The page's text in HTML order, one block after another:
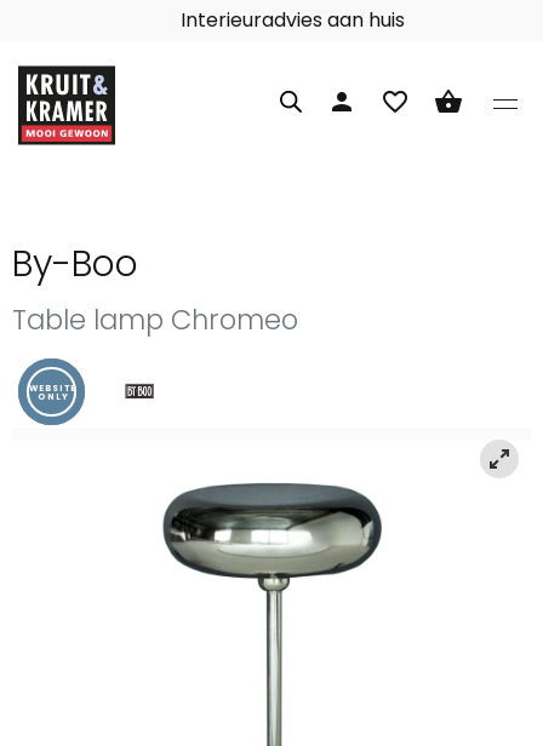
Interieuradvies aan huis
person favorite_border shopping_basket
By-Boo
Table lamp Chromeo
WEBSITE
ONLY